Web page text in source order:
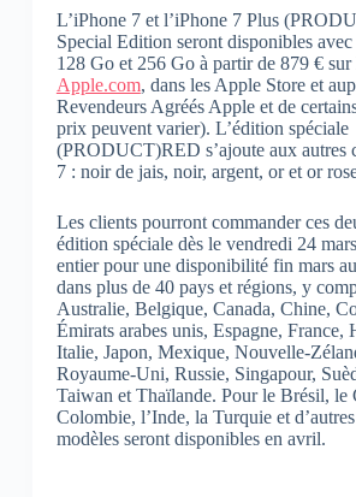
L’iPhone 7 et l’iPhone 7 Plus
Special Edition seront disponibles avec
128 Go et 256 Go à partir de 879 € sur
Apple.com, dans les Apple Store et
Revendeurs Agréés Apple et de
prix peuvent varier). L’édition spéciale
(PRODUCT)RED s’ajoute aux autres
7 : noir de jais, noir, argent, or et or
Les clients pourront commander ces
édition spéciale dès le vendredi 24
entier pour une disponibilité fin mars
dans plus de 40 pays et régions, y
Australie, Belgique, Canada, Chine,
Émirats arabes unis, Espagne, France,
Italie, Japon, Mexique, Nouvelle-
Royaume-Uni, Russie, Singapour,
Taiwan et Thaïlande. Pour le Brésil, le
Colombie, l’Inde, la Turquie et
modèles seront disponibles en avril.